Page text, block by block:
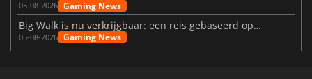
05-08-2026 Gaming News
Big Walk is nu verkrijgbaar: een reis gebaseerd op vriendschap
05-08-2026 Gaming News